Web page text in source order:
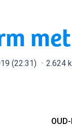
(22:31) 2.624